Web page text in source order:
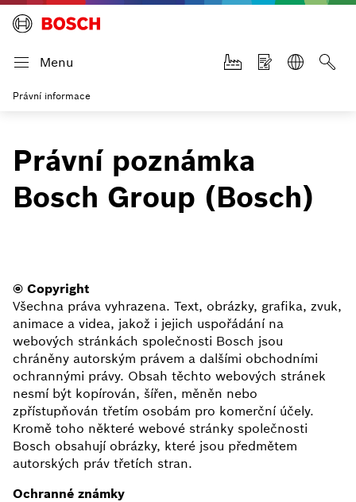
Menu
Právní informace
Právní poznámka
Bosch Group (Bosch)
© Copyright
Všechna práva vyhrazena. Text, obrázky, grafika, zvuk,
animace a videa, jakož i jejich uspořádání na
webových stránkách společnosti Bosch jsou
chráněny autorským právem a dalšími obchodními
ochrannými právy. Obsah těchto webových stránek
nesmí být kopírován, šířen, měněn nebo
zpřístupňován třetím osobám pro komerční účely.
Kromě toho některé webové stránky společnosti
Bosch obsahují obrázky, které jsou předmětem
autorských práv třetích stran.
Ochranné známky